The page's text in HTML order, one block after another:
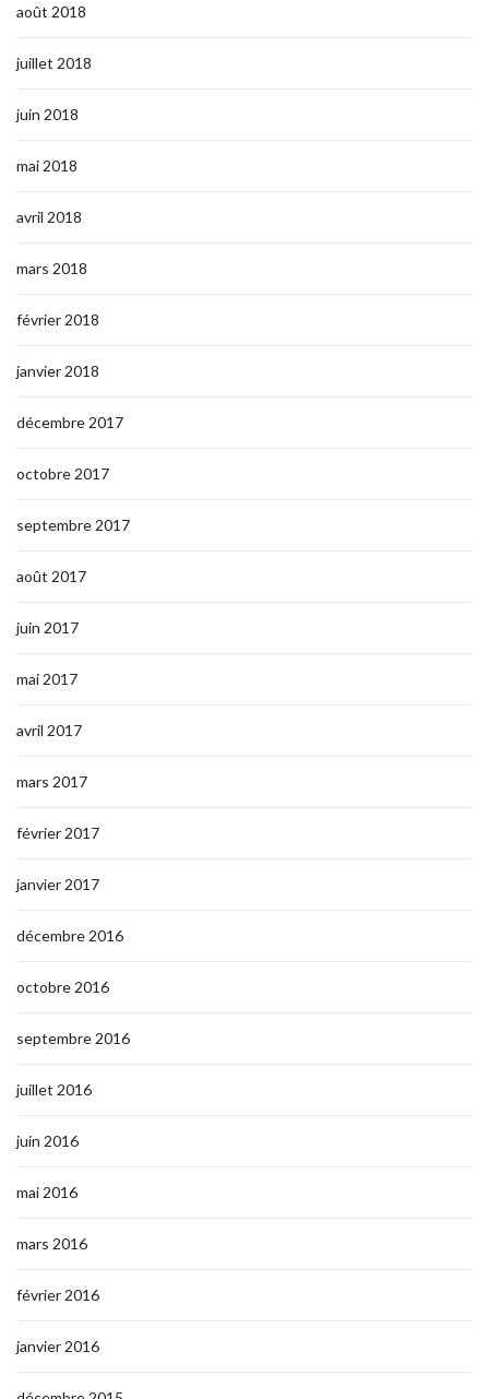
août 2018
juillet 2018
juin 2018
mai 2018
avril 2018
mars 2018
février 2018
janvier 2018
décembre 2017
octobre 2017
septembre 2017
août 2017
juin 2017
mai 2017
avril 2017
mars 2017
février 2017
janvier 2017
décembre 2016
octobre 2016
septembre 2016
juillet 2016
juin 2016
mai 2016
mars 2016
février 2016
janvier 2016